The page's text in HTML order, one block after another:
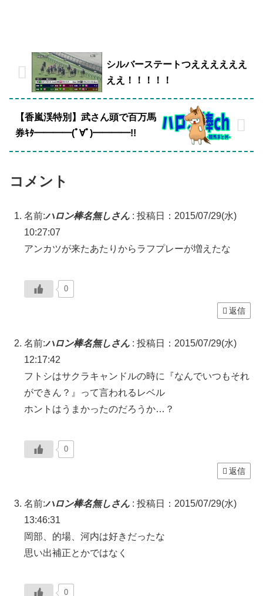
シルバーステートつええええええ
ええ！！！！！
【香嵐渓特別】武さん頭で百万馬
券ｷﾀ━━━━(ﾟ∀ﾟ)━━━━!!
コメント
名前:ハロン棒名無しさん : 投稿日：2015/07/29(水)
10:27:07
アンカツが来たあたりからラフプレーが増えたな
0
返信
名前:ハロン棒名無しさん : 投稿日：2015/07/29(水)
12:17:42
フトシはサクラキャンドルの時に『なんでいつもそれ
ができん？』って言われるレベル
ホントはうまかったのだろうか…？
0
返信
名前:ハロン棒名無しさん : 投稿日：2015/07/29(水)
13:46:31
岡部、的場、河内は好きだったな
思い出補正とかではなく
0